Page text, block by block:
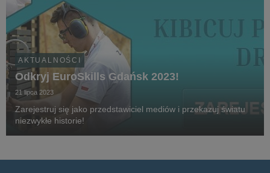
AKTUALNOŚCI
Odkryj EuroSkills Gdańsk 2023!
21 lipca 2023
Zarejestruj się jako przedstawiciel mediów i przekazuj światu
niezwykłe historie!